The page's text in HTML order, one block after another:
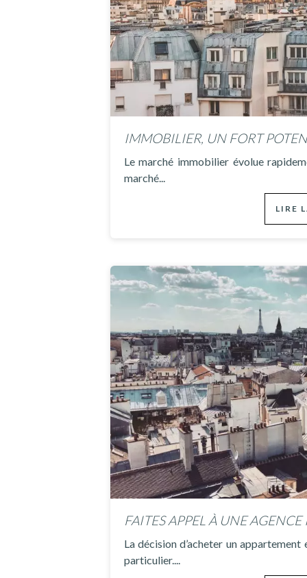
Le marché immobilier évolue
marché...
LIRE
La décision d’acheter un
particulier....